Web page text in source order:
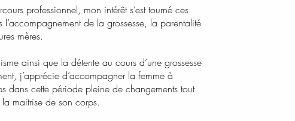
professionnel, mon intérêt s’est tourné ces
l’accompagnement de la grossesse, la parentalité
mères.
ainsi que la détente au cours d’une grossesse
j’apprécie d’accompagner la femme à
dans cette période pleine de changements tout
maitrise de son corps.